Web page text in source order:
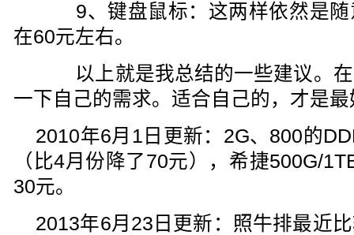
9、键盘鼠标：这两样依然是随
在60元左右。
以上就是我总结的一些建议。在
一下自己的需求。适合自己的，才是
2010年6月1日更新：2G、800的
（比4月份降了70元），希捷500G/
30元。
2013年6月23日更新：照牛排最近